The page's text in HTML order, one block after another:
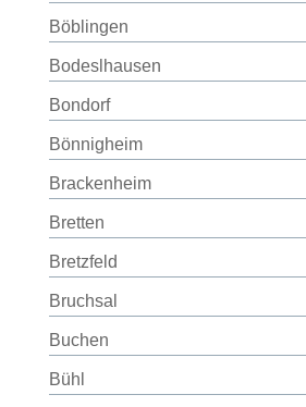
Böblingen
Bodeslhausen
Bondorf
Bönnigheim
Brackenheim
Bretten
Bretzfeld
Bruchsal
Buchen
Bühl